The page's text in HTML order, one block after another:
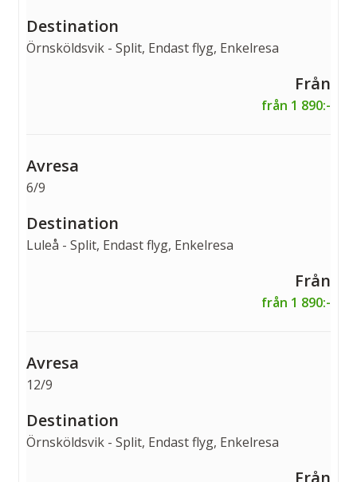
Örnsköldsvik - Split, Endast flyg, Enkelresa
från 1 890:-
6/9
Luleå - Split, Endast flyg, Enkelresa
från 1 890:-
12/9
Örnsköldsvik - Split, Endast flyg, Enkelresa